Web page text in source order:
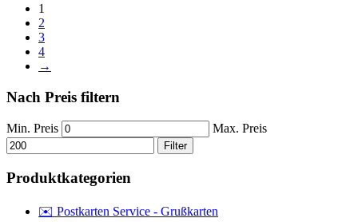
1
2
3
4
→
Nach Preis filtern
Min. Preis Max. Preis
Filter
Produktkategorien
✉️ Postkarten Service - Grußkarten